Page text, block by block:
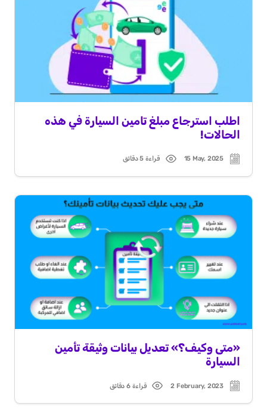
اطلب استرجاع مبلغ تامين السيارة في هذه
الحالات!
Post
date
15 May, 2025
Read
time
قراءة 5 دقائق
«متى وكيف؟» تعديل بيانات وثيقة تأمين
السيارة
Post
date
2 February, 2023
Read
time
قراءة 6 دقائق